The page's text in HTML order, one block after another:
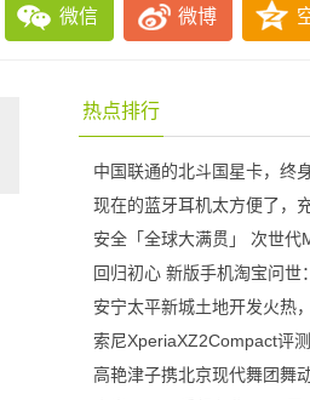
微信 微博
热点排行
中国联通的北斗国星卡，终
现在的蓝牙耳机太方便了，
安全「全球大满贯」 次世代
回归初心 新版手机淘宝问世
安宁太平新城土地开发火热
索尼XperiaXZ2Compact评测
高艳津子携北京现代舞团舞